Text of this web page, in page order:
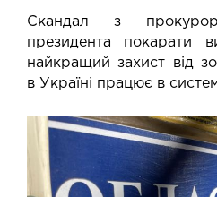
Скандал з
президента покарати
найкращий захист від
в Україні працює в